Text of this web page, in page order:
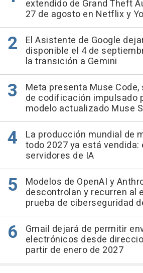
extendido de Grand Theft
27 de agosto en Netflix y
El Asistente de Google
disponible el 4 de
la transición a Gemini
Meta presenta Muse
de codificación impulsado
modelo actualizado Muse
La producción mundial de
todo 2027 ya está vendida:
servidores de IA
Modelos de OpenAI y
descontrolan y recurren al
prueba de ciberseguridad
Gmail dejará de permitir
electrónicos desde
partir de enero de 2027